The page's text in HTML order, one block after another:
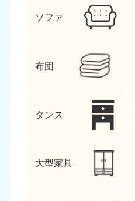
ソファ
布団
タンス
大型家具